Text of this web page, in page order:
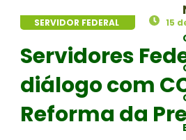
SERVIDOR FEDERAL 15
Servidores
diálogo com
Reforma da